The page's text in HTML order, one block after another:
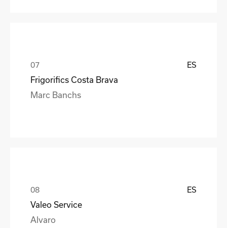
ES
Frigorifics Costa Brava
Marc Banchs
ES
Valeo Service
Alvaro